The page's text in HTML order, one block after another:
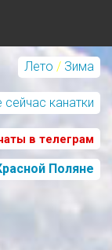
Лето / Зима
канатки
в телеграм
Поляне